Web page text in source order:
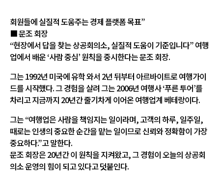
회원들에 실질적 도움주는 경제 플랫폼 목표”
■ 문조 회장
“현장에서 답을 찾는 상공회의소, 실질적 도움이 기준입니다” 여행
업에서 배운 ‘사람 중심’ 원칙을 중시한다는 문조 회장.
그는 1992년 미국에 유학 와서 2년 뒤부터 아르바이트로 여행가이
드를 시작했다. 그 경험을 살려 그는 2006년 여행사 ‘푸른 투어’를
차리고 지금까지 20년간 줄기차게 이어온 여행업계 베테랑이다.
그는 “여행업은 사람을 책임지는 일이라며, 고객의 하루, 일주일,
때로는 인생의 중요한 순간을 맡는 일이므로 신뢰와 정확함이 가장
중요하다.”고 말한다.
문조 회장은 20년간 이 원칙을 지켜왔고, 그 경험이 오늘의 상공회
의소 운영의 힘이 되고 있다고 덧붙인다.